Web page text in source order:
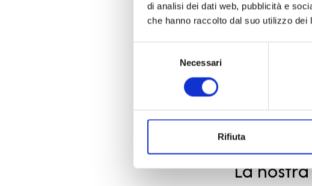
di analisi dei dati web, pubblicità e
che hanno raccolto dal suo utilizzo dei
Necessari
Rifiuta
La